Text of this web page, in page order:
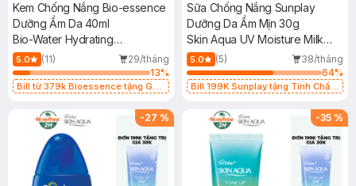
Kem Chống Nắng Bio-essence
Dưỡng Ẩm Da 40ml
Bio-Water Hydrating
Sunscreen SPF50 PA+++
5.0 (11)
29/tháng
13%
Bill từ 379k Bioessence tặng Gel
Sữa Chống Nắng Sunplay
Dưỡng Da Ẩm Mịn 30g
Skin Aqua UV Moisture Milk
SPF50+ PA++++
5.0 (5)
38/tháng
64%
Bill 199K Sunplay tặng Tinh Chất
-27 % -35 %